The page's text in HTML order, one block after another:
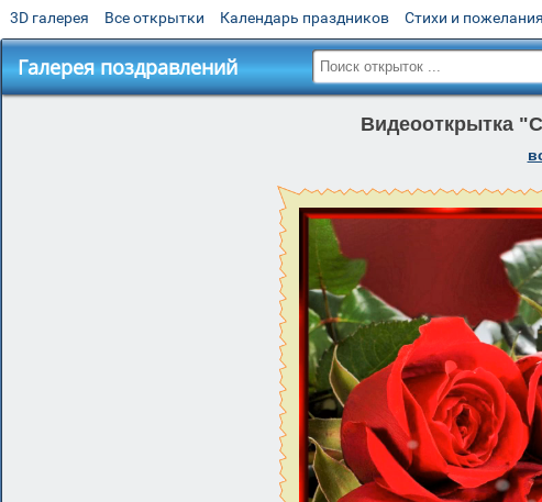
3D галерея Все открытки Календарь праздников Стихи и пожелания
Галерея поздравлений
Видеооткрытка